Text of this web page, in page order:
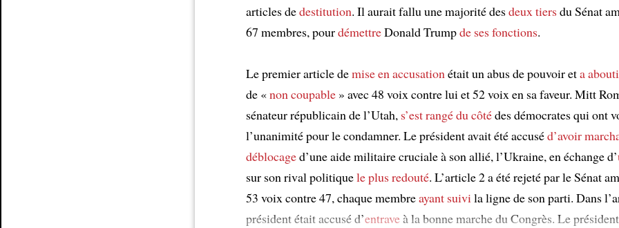
articles dedestitution. Il aurait fallu une majorité desdeux tiersdu Sénat
67 membres, pourdémettreDonald Trumpde ses fonctions.
Le premier article demise en accusationétait un abus de pouvoir eta
de «non coupable » avec 48 voix contre lui et 52 voix en sa faveur. Mitt
sénateur républicain de l’Utah, s’est rangé du côtédes démocrates qui ont
l’unanimité pour le condamner. Le président avait été accuséd’avoir
déblocaged’une aide militaire cruciale à son allié, l’Ukraine, en échange d’
sur son rival politiquele plus redouté. L’article 2 a été rejeté par le Sénat
53 voix contre 47, chaque membreayant suivila ligne de son parti. Dans
président était accusé d’entraveà la bonne marche du Congrès. Le